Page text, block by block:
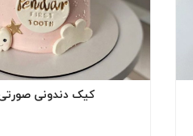
کیک دندونی